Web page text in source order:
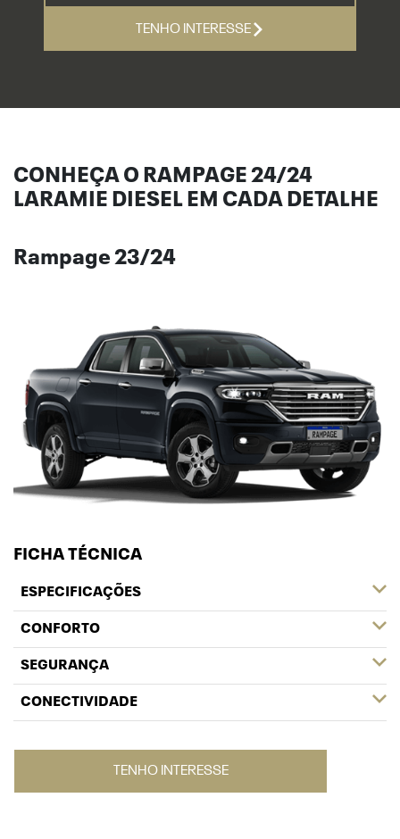
TENHO INTERESSE
CONHEÇA O RAMPAGE 24/24
LARAMIE DIESEL EM CADA DETALHE
Rampage 23/24
FICHA TÉCNICA
ESPECIFICAÇÕES
CONFORTO
SEGURANÇA
CONECTIVIDADE
TENHO INTERESSE